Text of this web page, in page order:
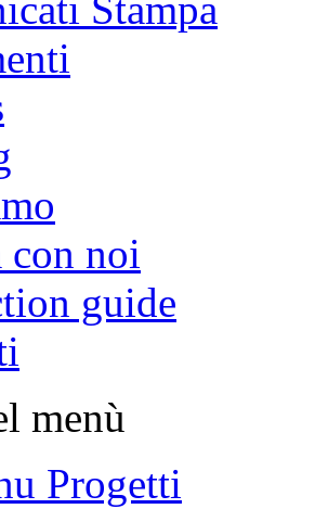
Stampa
con noi
guide
menù
Progetti